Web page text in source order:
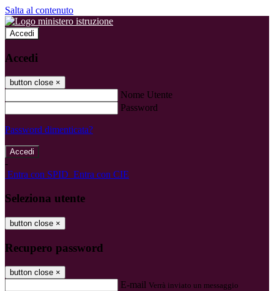
Salta al contenuto
Accedi
Accedi
button close ×
Nome Utente
Password
Password dimenticata?
-
Entra con SPID Entra con CIE
Seleziona utente
button close ×
Recupero password
button close ×
E-mail Verrà inviato un messaggio